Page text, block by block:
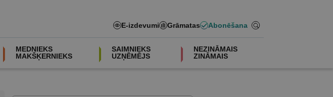
E-izdevumi Grāmatas Abonēšana
MEDNIEKS
MAKŠĶERNIEKS
SAIMNIEKS
UZŅĒMĒJS
NEZINĀMAIS
ZINĀMAIS